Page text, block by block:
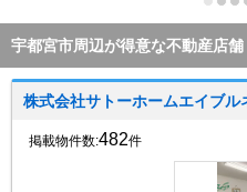
宇都宮市周辺が得意な不動産店舗
株式会社サトーホームエイブ
掲載物件数:482件